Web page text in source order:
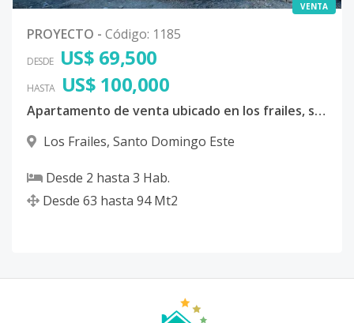
VENTA
PROYECTO - Código: 1185
DESDE US$ 69,500
HASTA US$ 100,000
Apartamento de venta ubicado en los frailes, santo domingo este
Los Frailes, Santo Domingo Este
Desde 2 hasta 3 Hab.
Desde 63 hasta 94 Mt2